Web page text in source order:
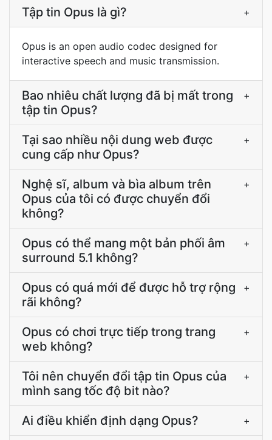
Tập tin Opus là gì? +
Opus is an open audio codec designed for
interactive speech and music transmission.
Bao nhiêu chất lượng đã bị mất trong
tập tin Opus?
+
Tại sao nhiều nội dung web được
cung cấp như Opus?
+
Nghệ sĩ, album và bìa album trên
Opus của tôi có được chuyển đổi
không?
+
Opus có thể mang một bản phối âm
surround 5.1 không?
+
Opus có quá mới để được hỗ trợ rộng
rãi không?
+
Opus có chơi trực tiếp trong trang
web không?
+
Tôi nên chuyển đổi tập tin Opus của
mình sang tốc độ bit nào?
+
Ai điều khiển định dạng Opus? +